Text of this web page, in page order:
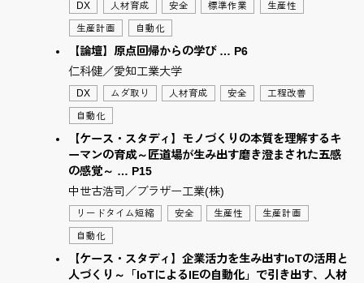
DX 人材育成 安全 標準作業 生産性
生産計画 自動化
【論壇】原点回帰からの学び … P6
仁科健／愛知工業大学
DX ムダ取り 人材育成 安全 工程改善
自動化
【ケース・スタディ】モノづくりの本質を理解するキ
ーマンの育成～匠道場が生み出す磨き澄まされた五感
の感覚～ … P15
中世古浩司／ブラザー工業(株)
リードタイム短縮 安全 生産性 生産計画
自動化
【ケース・スタディ】企業活力を生み出すIoTの活用と
人づくり～「IoTによるIEの自動化」で引き出す、人材